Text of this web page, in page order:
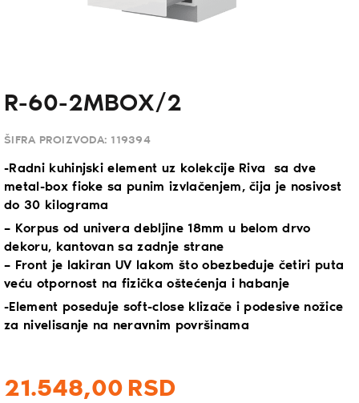
R-60-2MBOX/2
ŠIFRA PROIZVODA: 119394
-Radni kuhinjski element uz kolekcije Riva sa dve
metal-box fioke sa punim izvlačenjem, čija je nosivost
do 30 kilograma
– Korpus od univera debljine 18mm u belom drvo
dekoru, kantovan sa zadnje strane
– Front je lakiran UV lakom što obezbeđuje četiri puta
veću otpornost na fizička oštećenja i habanje
-Element poseduje soft-close klizače i podesive nožice
za nivelisanje na neravnim površinama
21.548,00 RSD